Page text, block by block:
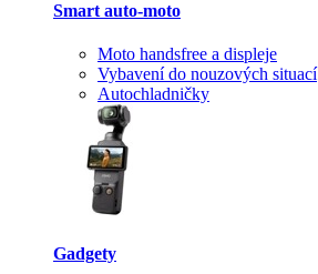
Smart auto-moto
Moto handsfree a displeje
Vybavení do nouzových situací
Autochladničky
Gadgety